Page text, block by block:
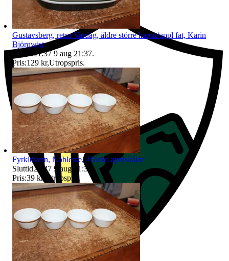
Gustavsberg, retro Vardag, äldre större karott/uppl fat, Karin
Björqwist
Sluttid21:37 9 aug 21:37.
Pris:129 kr,Utropspris.
Fyrklövern, Noblesse, 4 läcka aptitskålar
Sluttid21:37 9 aug 21:37
.
Pris:39 kr Utropspris .